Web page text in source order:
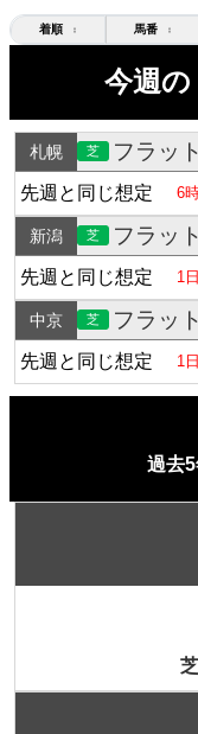
着順 ↕ 馬番 ↕
今週
札幌 芝 フラット
先週と同じ想定 6
新潟 芝 フラット
先週と同じ想定 1
中京 芝 フラット
先週と同じ想定 1
過去